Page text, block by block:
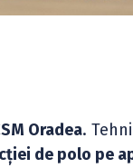
Oradea.
de polo pe